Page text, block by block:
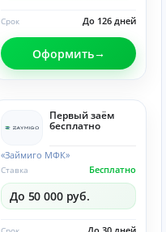
До 126 дней
Срок
Оформить
Первый заём
бесплатно
«Займиго МФК»
Бесплатно
Ставка
До 50 000 руб.